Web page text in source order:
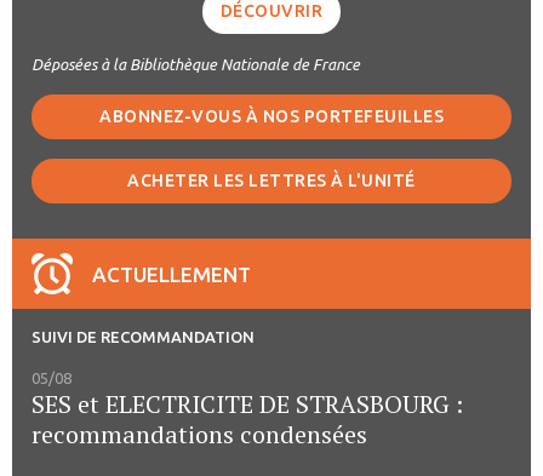
DÉCOUVRIR
Déposées à la Bibliothèque Nationale de France
ABONNEZ-VOUS À NOS PORTEFEUILLES
ACHETER LES LETTRES À L'UNITÉ
ACTUELLEMENT
SUIVI DE RECOMMANDATION
05/08
SES et ELECTRICITE DE STRASBOURG :
recommandations condensées